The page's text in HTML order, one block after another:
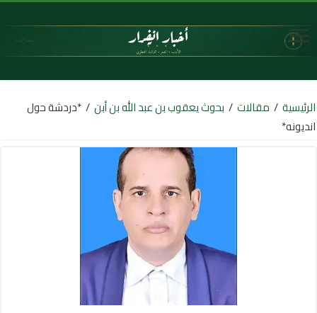
الرئيسية / مقالات / بحوث يعقوب بن عبد الله بن أبن / *دردشة حول
انديونه*